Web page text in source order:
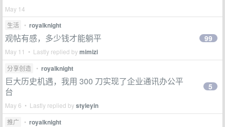
May 14
生活
• royalknight
观帖有感，多少钱才能躺平
May 11 • Lastly replied bymimizi
99
分享创造 • royalknight
巨大历史机遇，我用 300 刀实现了企业通讯办公平
台
May 6 • Lastly replied bystyleyin
5
推广 • royalknight